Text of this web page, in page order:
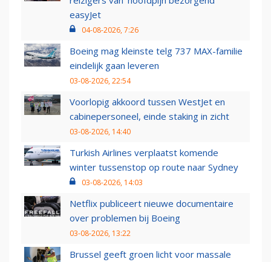
easyJet
04-08-2026, 7:26
Boeing mag kleinste telg 737 MAX-familie
eindelijk gaan leveren
03-08-2026, 22:54
Voorlopig akkoord tussen WestJet en
cabinepersoneel, einde staking in zicht
03-08-2026, 14:40
Turkish Airlines verplaatst komende
winter tussenstop op route naar Sydney
03-08-2026, 14:03
Netflix publiceert nieuwe documentaire
over problemen bij Boeing
03-08-2026, 13:22
Brussel geeft groen licht voor massale